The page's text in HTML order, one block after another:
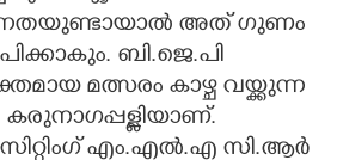
അത് ഗുണം
ബി.ജെ.പി
മത്സരം കാഴ്ച വയ്ക്കുന്ന
എം.എൽ.എ സി.ആർ